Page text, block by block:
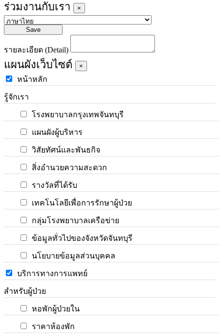
ร่วมงานกับเรา ×
Save
รายละเอียด (Detail)
แผนผังเว็บไซต์ ×
หน้าหลัก
รู้จักเรา
โรงพยาบาลกรุงเทพจันทบุรี
แผนผังผู้บริหาร
วิสัยทัศน์และพันธกิจ
สิ่งอำนวยความสะดวก
รางวัลที่ได้รับ
เทคโนโลยีเพื่อการรักษาผู้ป่วย
กลุ่มโรงพยาบาลเครือข่าย
ข้อมูลทั่วไปของจังหวัดจันทบุรี
นโยบายข้อมูลส่วนบุคคล
บริการทางการแพทย์
สำหรับผู้ป่วย
หอพักผู้ป่วยใน
ราคาห้องพัก